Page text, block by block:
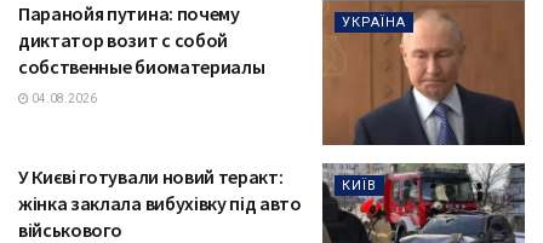
УКРАЇНА
Паранойя путина: почему
диктатор возит с собой
собственные биоматериалы
04.08.2026
КИЇВ
У Києві готували новий теракт:
жінка заклала вибухівку під авто
військового